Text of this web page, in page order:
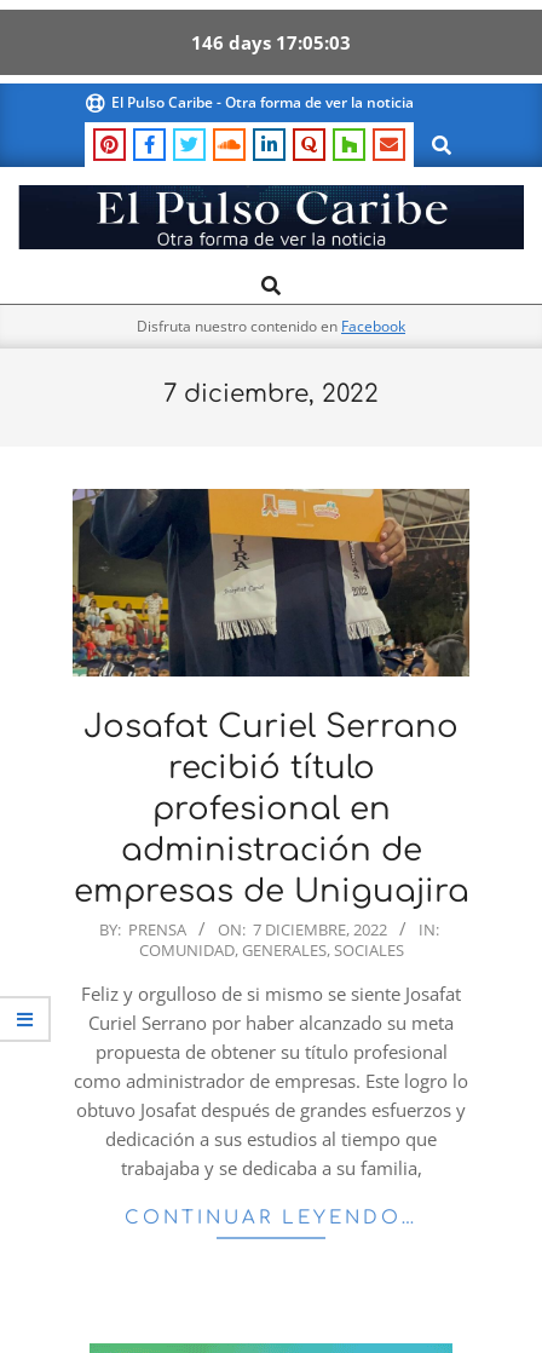
146 days 17 05 03
content
El Pulso Caribe - Otra forma de ver la noticia
Search
El
Pulso
Navigation
Search
Disfruta nuestro contenido en Facebook
7 diciembre, 2022
Josafat Curiel Serrano
recibió título
profesional en
administración de
empresas de Uniguajira
2022-
07
BY: PRENSA ON: 7 DICIEMBRE, 2022
IN:
COMUNIDAD, GENERALES,SOCIALES
Feliz y orgulloso de si mismo se siente Josafat
Curiel Serrano por haber alcanzado su meta
propuesta de obtener su título profesional
como administrador de empresas. Este logro lo
obtuvo Josafat después de grandes esfuerzos y
dedicación a sus estudios al tiempo que
trabajaba y se dedicaba a su familia,
CONTINUAR LEYENDO…